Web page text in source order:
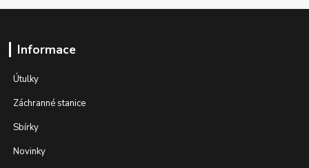
Informace
Útulky
Záchranné stanice
Sbírky
Novinky